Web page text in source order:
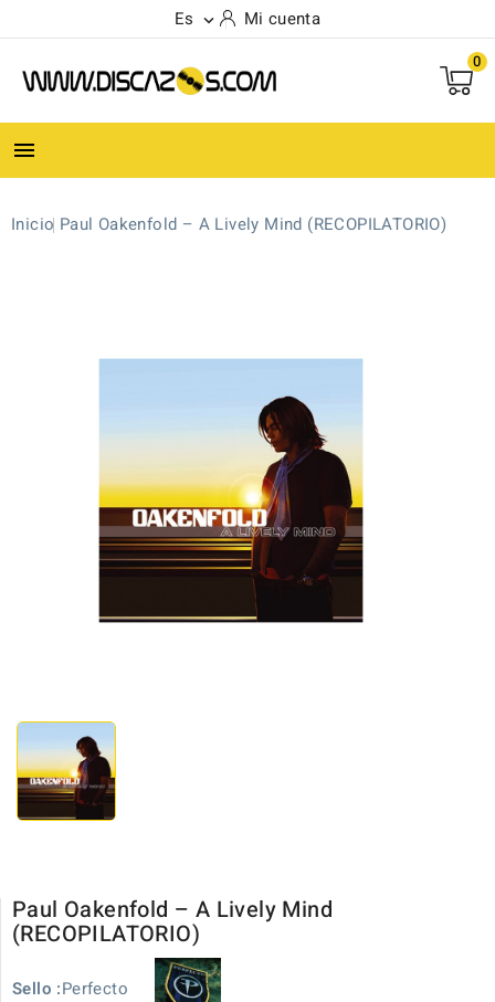
Es  Mi cuenta
0

Inicio Paul Oakenfold ‎– A Lively Mind (RECOPILATORIO)
Paul Oakenfold ‎– A Lively Mind
(RECOPILATORIO)
Sello :Perfecto